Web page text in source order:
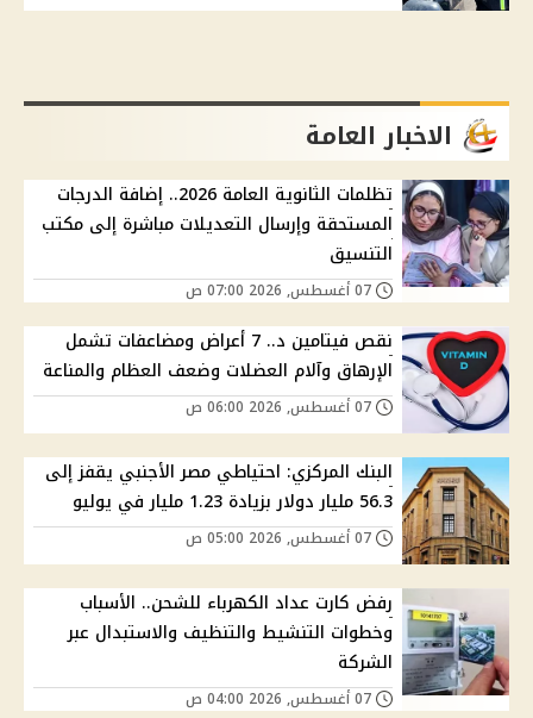
الاخبار العامة
تظلمات الثانوية العامة 2026.. إضافة الدرجات
المستحقة وإرسال التعديلات مباشرة إلى مكتب
التنسيق
نقص فيتامين د.. 7 أعراض ومضاعفات تشمل
الإرهاق وآلام العضلات وضعف العظام والمناعة
البنك المركزي: احتياطي مصر الأجنبي يقفز إلى
56.3 مليار دولار بزيادة 1.23 مليار في يوليو
رفض كارت عداد الكهرباء للشحن.. الأسباب
وخطوات التنشيط والتنظيف والاستبدال عبر
الشركة